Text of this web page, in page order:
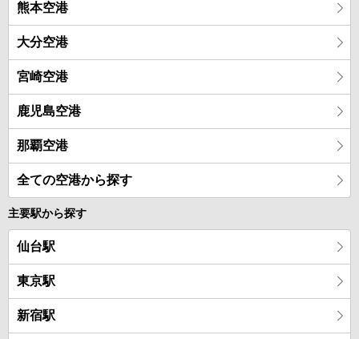
熊本空港
大分空港
宮崎空港
鹿児島空港
那覇空港
全ての空港から探す
主要駅から探す
仙台駅
東京駅
新宿駅